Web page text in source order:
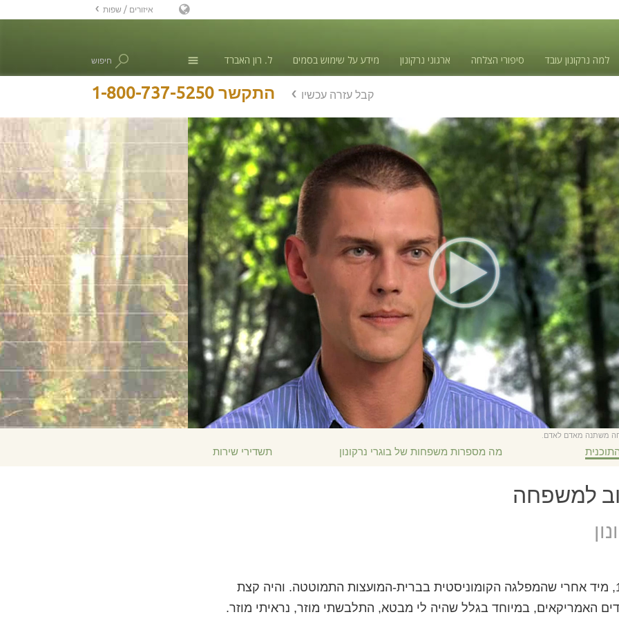
למה נרקונון עובד סיפורי הצלחה ארגוני נרקונון מידע על שימוש בסמים ל. רון האברד
חדשות
חיפוש
איזורים / שפות
דנית
הולנדית
ספרדית, אמריקה הלטינית
צרפתית
עברית
מגיארית
איטלקית
日本語(יפנית)
מקדונית
הולנדית
נורווגית
פורטוגזית
רוסית
שוודית
התקשר 1-800-737-5250 קבל עזרה עכשיו
משתנה מאדם לאדם.
מה מספרות משפחות של בוגרי נרקונון תשדירי שירות
למשפחה
הגעתי לארה"ב ב-1991, מיד אחרי שהמפלגה הקומוניסטית בברית-המועצות התמוטטה. והיה קצת
האמריקאים, במיוחד בגלל שהיה לי מבטא, התלבשתי מוזר, נראיתי מוזר.